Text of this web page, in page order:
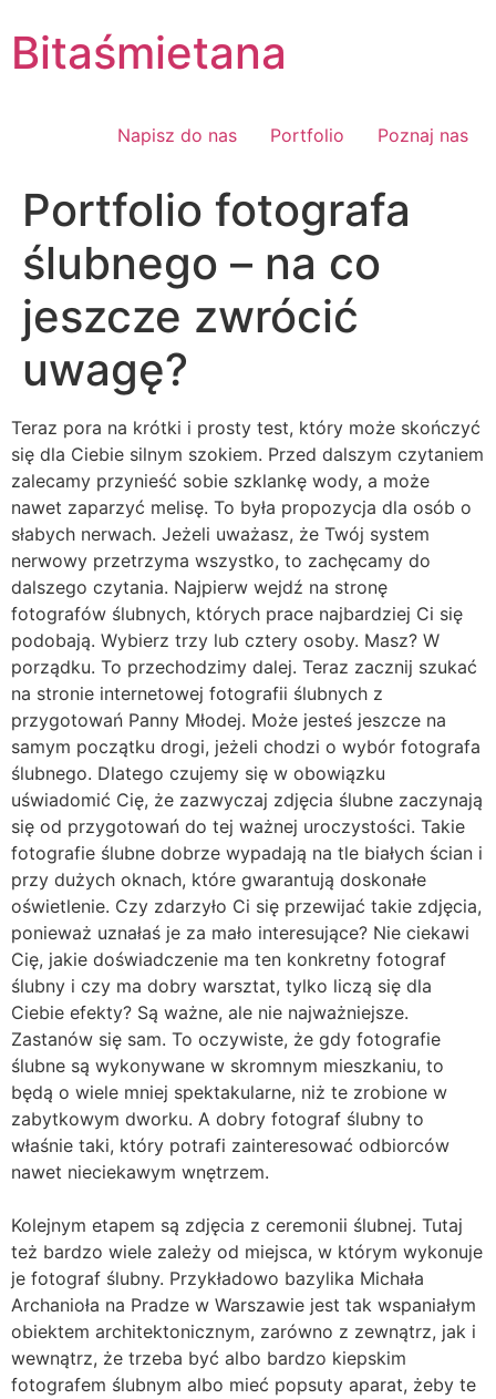
to
content
Bitaśmietana
Napisz do nas Portfolio Poznaj nas
Portfolio fotografa
ślubnego – na co
jeszcze zwrócić
uwagę?
Teraz pora na krótki i prosty test, który może skończyć
się dla Ciebie silnym szokiem. Przed dalszym czytaniem
zalecamy przynieść sobie szklankę wody, a może
nawet zaparzyć melisę. To była propozycja dla osób o
słabych nerwach. Jeżeli uważasz, że Twój system
nerwowy przetrzyma wszystko, to zachęcamy do
dalszego czytania. Najpierw wejdź na stronę
fotografów ślubnych, których prace najbardziej Ci się
podobają. Wybierz trzy lub cztery osoby. Masz? W
porządku. To przechodzimy dalej. Teraz zacznij szukać
na stronie internetowej fotografii ślubnych z
przygotowań Panny Młodej. Może jesteś jeszcze na
samym początku drogi, jeżeli chodzi o wybór fotografa
ślubnego. Dlatego czujemy się w obowiązku
uświadomić Cię, że zazwyczaj zdjęcia ślubne zaczynają
się od przygotowań do tej ważnej uroczystości. Takie
fotografie ślubne dobrze wypadają na tle białych ścian i
przy dużych oknach, które gwarantują doskonałe
oświetlenie. Czy zdarzyło Ci się przewijać takie zdjęcia,
ponieważ uznałaś je za mało interesujące? Nie ciekawi
Cię, jakie doświadczenie ma ten konkretny fotograf
ślubny i czy ma dobry warsztat, tylko liczą się dla
Ciebie efekty? Są ważne, ale nie najważniejsze.
Zastanów się sam. To oczywiste, że gdy fotografie
ślubne są wykonywane w skromnym mieszkaniu, to
będą o wiele mniej spektakularne, niż te zrobione w
zabytkowym dworku. A dobry fotograf ślubny to
właśnie taki, który potrafi zainteresować odbiorców
nawet nieciekawym wnętrzem.
Kolejnym etapem są zdjęcia z ceremonii ślubnej. Tutaj
też bardzo wiele zależy od miejsca, w którym wykonuje
je fotograf ślubny. Przykładowo bazylika Michała
Archanioła na Pradze w Warszawie jest tak wspaniałym
obiektem architektonicznym, zarówno z zewnątrz, jak i
wewnątrz, że trzeba być albo bardzo kiepskim
fotografem ślubnym albo mieć popsuty aparat, żeby te